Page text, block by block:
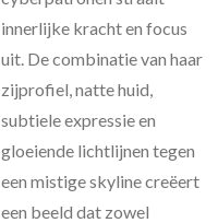
innerlijke kracht en focus
uit. De combinatie van haar
zijprofiel, natte huid,
subtiele expressie en
gloeiende lichtlijnen tegen
een mistige skyline creëert
een beeld dat zowel